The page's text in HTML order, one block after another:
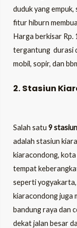
duduk yang
fitur hiburn
Harga berkisar Rp.
tergantung durasi
mobil, sopir, dan
2. Stasiun
Salah satu 9
adalah stasiun
kiaracondong, kota
tempat
seperti yogyakarta,
kiaracondong juga
bandung raya dan
dekat jalan besar